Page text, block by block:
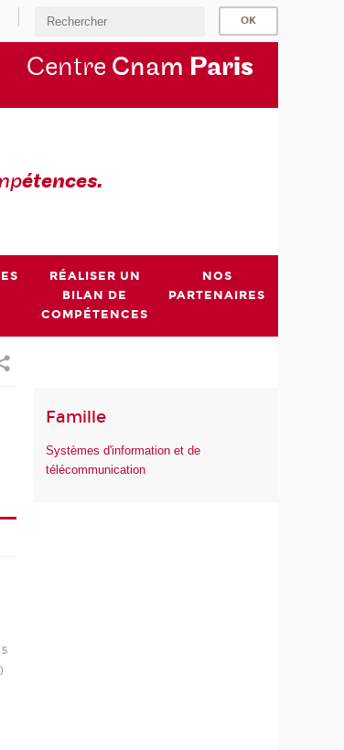
Centre Cnam Paris
étences.
RÉALISER UN
BILAN DE
COMPÉTENCES
NOS
PARTENAIRES
5
Famille
Systèmes d'information et de
télécommunication